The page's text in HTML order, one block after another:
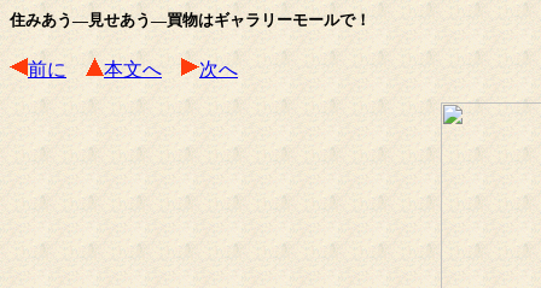
住みあう―見せあう―買物はギャラリーモールで！
前に 本文へ 次へ